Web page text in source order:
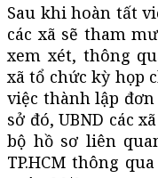
Sau khi hoàn tất
các xã sẽ tham
xem xét, thông
xã tổ chức kỳ họp
việc thành lập
sở đó, UBND các
bộ hồ sơ liên
TP.HCM thông